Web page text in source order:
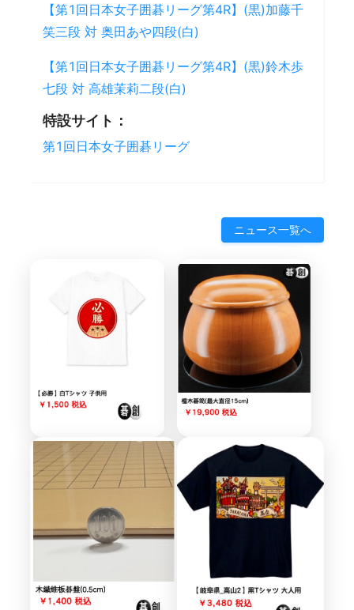
【第1回日本女子囲碁リーグ第4R】(黒)加藤千
笑三段 対 奥田あや四段(白)
【第1回日本女子囲碁リーグ第4R】(黒)鈴木歩
七段 対 高雄茉莉二段(白)
特設サイト：
第1回日本女子囲碁リーグ
ニュース一覧へ